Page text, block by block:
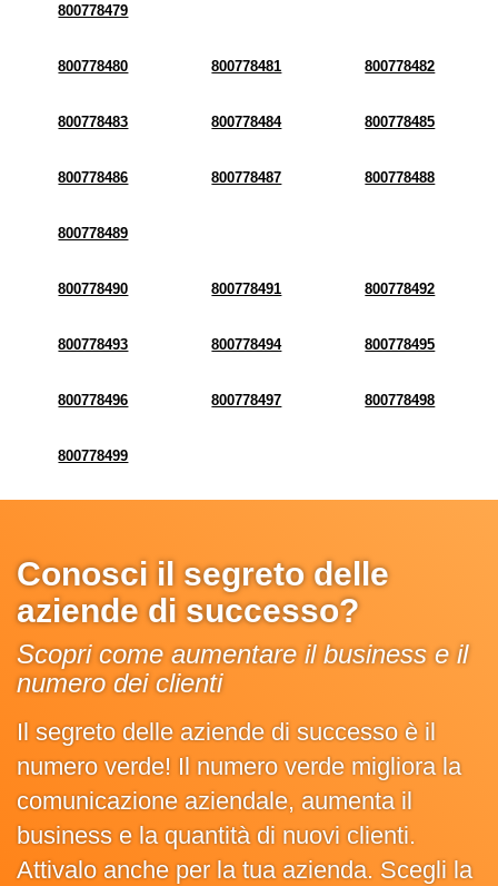
800778479
800778480 800778481 800778482
800778483 800778484 800778485
800778486 800778487 800778488
800778489
800778490 800778491 800778492
800778493 800778494 800778495
800778496 800778497 800778498
800778499
Conosci il segreto delle
aziende di successo?
Scopri come aumentare il business e il
numero dei clienti
Il segreto delle aziende di successo è il
numero verde! Il numero verde migliora la
comunicazione aziendale, aumenta il
business e la quantità di nuovi clienti.
Attivalo anche per la tua azienda. Scegli la